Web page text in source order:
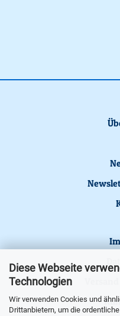
Diese Webseite
Technologien
Wir verwenden Cookies und
Drittanbietern, um die